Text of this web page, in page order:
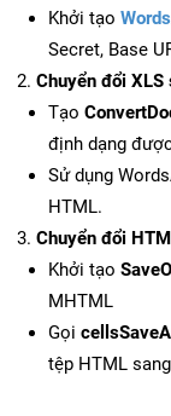
Khởi tạo
Secret, Base
Chuyển đổi XLS
Tạo
định dạng
Sử dụng
HTML.
Chuyển đổi
Khởi tạo
MHTML
Gọi
tệp HTML